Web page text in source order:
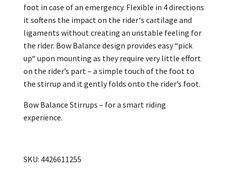
foot in case of an emergency. Flexible in 4 directions
it softens the impact on the rider‘s cartilage and
ligaments without creating an unstable feeling for
the rider. Bow Balance design provides easy “pick
up“ upon mounting as they require very little effort
on the rider’s part – a simple touch of the foot to
the stirrup and it gently folds onto the rider’s foot.
Bow Balance Stirrups – for a smart riding
experience.
SKU: 4426611255